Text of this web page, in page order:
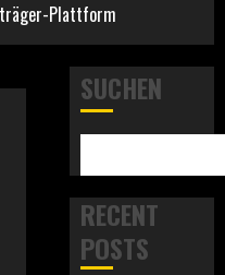
Plattform
SUCHEN
RECENT
POSTS